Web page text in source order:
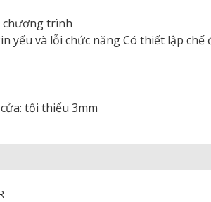
chương trình
yếu và lỗi chức năng Có thiết lập
tối thiểu 3mm